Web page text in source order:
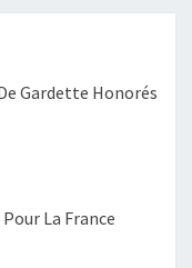
Gardette Honorés
La France